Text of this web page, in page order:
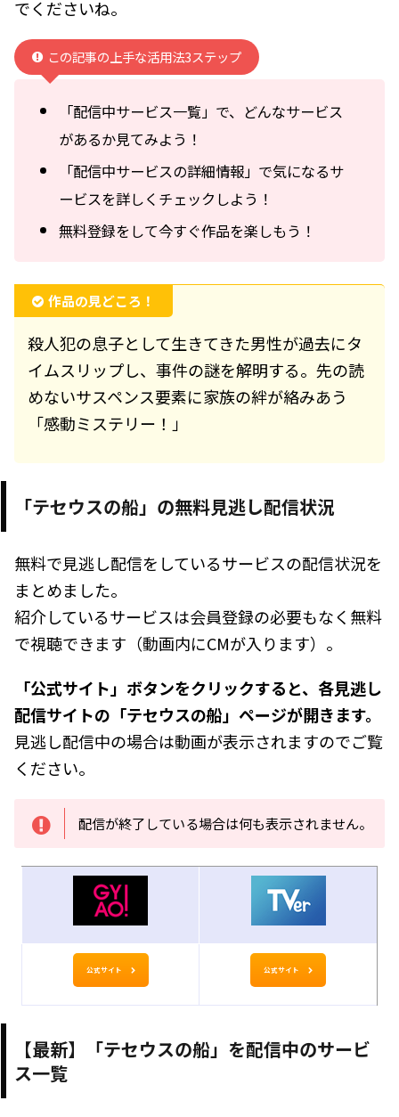
でくださいね。
この記事の上手な活用法3ステップ
「配信中サービス一覧」で、どんなサービス
があるか見てみよう！
「配信中サービスの詳細情報」で気になるサ
ービスを詳しくチェックしよう！
無料登録をして今すぐ作品を楽しもう！
作品の見どころ！
殺人犯の息子として生きてきた男性が過去にタ
イムスリップし、事件の謎を解明する。先の読
めないサスペンス要素に家族の絆が絡みあう
「感動ミステリー！」
「テセウスの船」の無料見逃し配信状況
無料で見逃し配信をしているサービスの配信状況を
まとめました。
紹介しているサービスは会員登録の必要もなく無料
で視聴できます（動画内にCMが入ります）。
「公式サイト」ボタンをクリックすると、各見逃し
配信サイトの「テセウスの船」ページが開きます。
見逃し配信中の場合は動画が表示されますのでご覧
ください。
配信が終了している場合は何も表示されません。
公式サイト 公式サイト
【最新】「テセウスの船」を配信中のサービ
ス一覧